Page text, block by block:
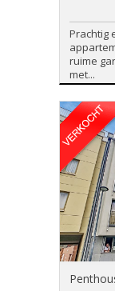
Prachtig
ruime
met...